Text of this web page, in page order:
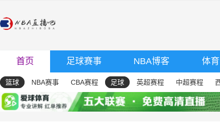
首页 足球赛事 NBA博客 体
篮球 NBA赛事 CBA赛程 足球 英超赛程 中超赛程